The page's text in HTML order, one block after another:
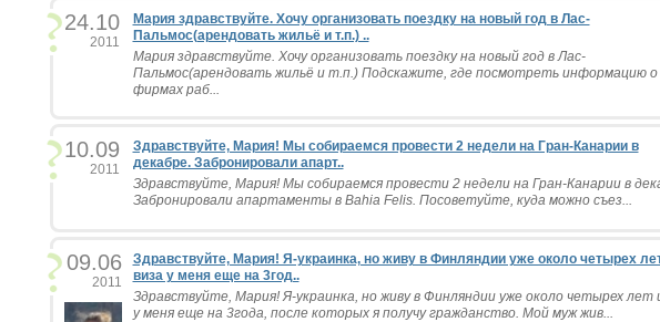
24.10
2011
Мария здравствуйте. Хочу организовать поездку на новый год в Лас-
Пальмос(арендовать жильё и т.п.) ..
Мария здравствуйте. Хочу организовать поездку на новый год в Лас-
Пальмос(арендовать жильё и т.п.) Подскажите, где посмотреть информацию о
фирмах раб...
10.09
2011
Здравствуйте, Мария! Мы собираемся провести 2 недели на Гран-Канарии в
декабре. Забронировали апарт..
Здравствуйте, Мария! Мы собираемся провести 2 недели на Гран-Канарии в
Забронировали апартаменты в Bahia Felis. Посоветуйте, куда можно съез...
09.06
2011
Здравствуйте, Мария! Я-украинка, но живу в Финляндии уже около четырех
виза у меня еще на 3год..
Здравствуйте, Мария! Я-украинка, но живу в Финляндии уже около четырех лет
у меня еще на 3года, после которых я получу гражданство. Мой муж жив...